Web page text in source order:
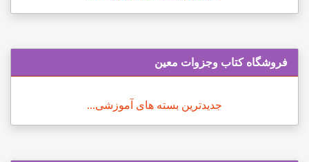
فروشگاه کتاب وجزوات معین
جدیدترین بسته های آموزشی...